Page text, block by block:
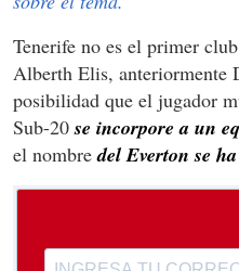
Tenerife no es el primer
Alberth Elis, anteriormente
posibilidad que el jugador
Sub-20se incorpore a un
el nombredel Everton se